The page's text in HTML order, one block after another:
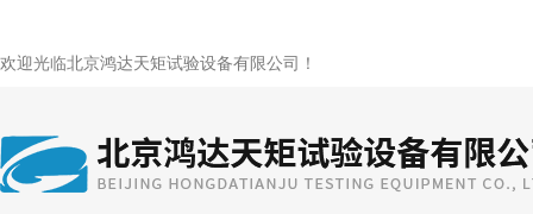
欢迎光临北京鸿达天矩试验设备有限公司！